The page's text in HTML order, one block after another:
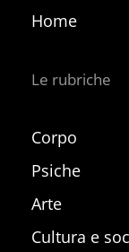
Home
Le rubriche
Corpo
Psiche
Arte
Cultura e